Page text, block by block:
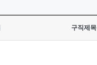
구직제목